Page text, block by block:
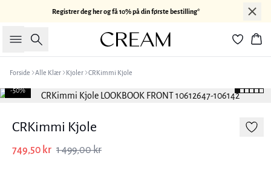
Registrer deg her og få 10% på din første bestilling*
Søk
Forside Alle Klær Kjoler CRKimmi Kjole
-50%
CRKimmi Kjole
749,50 kr 1 499,00 kr